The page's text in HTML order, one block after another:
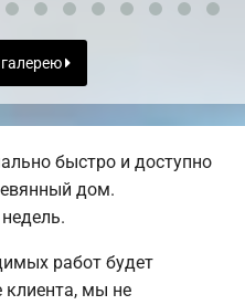
быстро и доступно
дом.
работ будет
клиента, мы не